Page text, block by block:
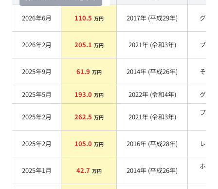
2026年6月 110.5 万円 2017年 (平成29年) グレー
2026年2月 205.1 万円 2021年 (令和3年) ブルー
2025年9月 61.9 万円 2014年 (平成26年) その他
2025年5月 193.0 万円 2022年 (令和4年) グレー
2025年2月 262.5 万円 2021年 (令和3年)
ブラ
2025年2月 105.0 万円 2016年 (平成28年) レッド
2025年1月 42.7 万円 2014年 (平成26年)
ホワ